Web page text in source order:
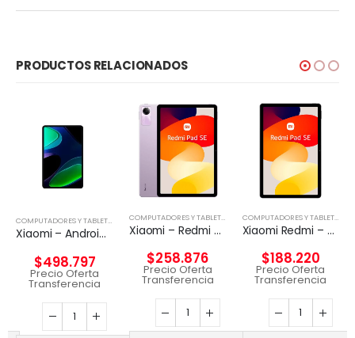
PRODUCTOS RELACIONADOS
TABLETA COMPUTADORES Y TABLETS TABLETA
Xiaomi – Android – Snapdragon 680 – 6GB RAM 128GB ROM
$498.797
Precio Oferta
Transferencia
COMPUTADORES Y TABLETS, TABLETA
Xiaomi – Redmi Pad SE – Android – Snapdragon 680 – 49949
$258.876
Precio Oferta
Transferencia
COMPUTADORES Y TABLETS,
Xiaomi Redmi – Pad SE – Android 12 – Helio G99
$188.220
Precio Oferta
Transferencia